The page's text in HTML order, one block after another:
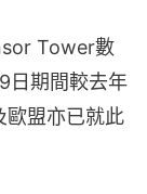
Tower數
日期間較去年
歐盟亦已就此